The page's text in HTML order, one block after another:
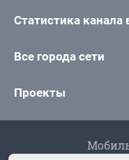
Статистика канала
Все города сети
Проекты